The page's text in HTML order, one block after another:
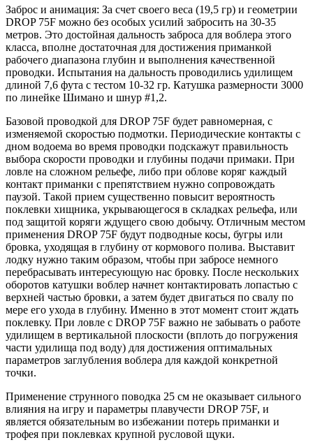
Заброс и анимация: За счет своего веса (19,5 гр) и геометрии
DROP 75F можно без особых усилий забросить на 30-35
метров. Это достойная дальность заброса для воблера этого
класса, вполне достаточная для достижения приманкой
рабочего диапазона глубин и выполнения качественной
проводки. Испытания на дальность проводились удилищем
длиной 7,6 фута с тестом 10-32 гр. Катушка размерности 3000
по линейке Шимано и шнур #1,2.
Базовой проводкой для DROP 75F будет равномерная, с
изменяемой скоростью подмотки. Периодические контакты с
дном водоема во время проводки подскажут правильность
выбора скорости проводки и глубины подачи примаки. При
ловле на сложном рельефе, либо при облове коряг каждый
контакт приманки с препятствием нужно сопровождать
паузой. Такой прием существенно повысит вероятность
поклевки хищника, укрывающегося в складках рельефа, или
под защитой коряги ждущего свою добычу. Отличным местом
применения DROP 75F будут подводные косы, бугры или
бровка, уходящая в глубину от кормового полива. Выставит
лодку нужно таким образом, чтобы при забросе немного
перебрасывать интересующую нас бровку. После нескольких
оборотов катушки воблер начнет контактировать лопастью с
верхней частью бровки, а затем будет двигаться по свалу по
мере его ухода в глубину. Именно в этот момент стоит ждать
поклевку. При ловле с DROP 75F важно не забывать о работе
удилищем в вертикальной плоскости (вплоть до погружения
части удилища под воду) для достижения оптимальных
параметров заглубления воблера для каждой конкретной
точки.
Применение струнного поводка 25 см не оказывает сильного
влияния на игру и параметры плавучести DROP 75F, и
является обязательным во избежании потерь приманки и
трофея при поклевках крупной русловой щуки.